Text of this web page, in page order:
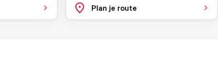
Plan je route